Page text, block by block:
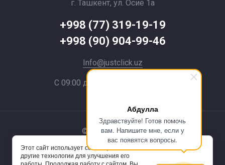
Абдулла
Здравствуйте! Готов помочь
вам. Напишите мне, если у
вас появятся вопросы.
г. Ташкент, ул. Осиё 1a
+998 (77) 319-19-19
+998 (90) 904-99-46
Info@justclick.uz
С 09:00 до 21:00 без выходных
© 2024 JustClick
Powered by
Этот сайт использует cookie-файлы и
другие технологии для улучшения его